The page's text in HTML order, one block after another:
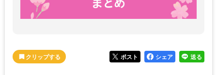
ポスト シェア 送る